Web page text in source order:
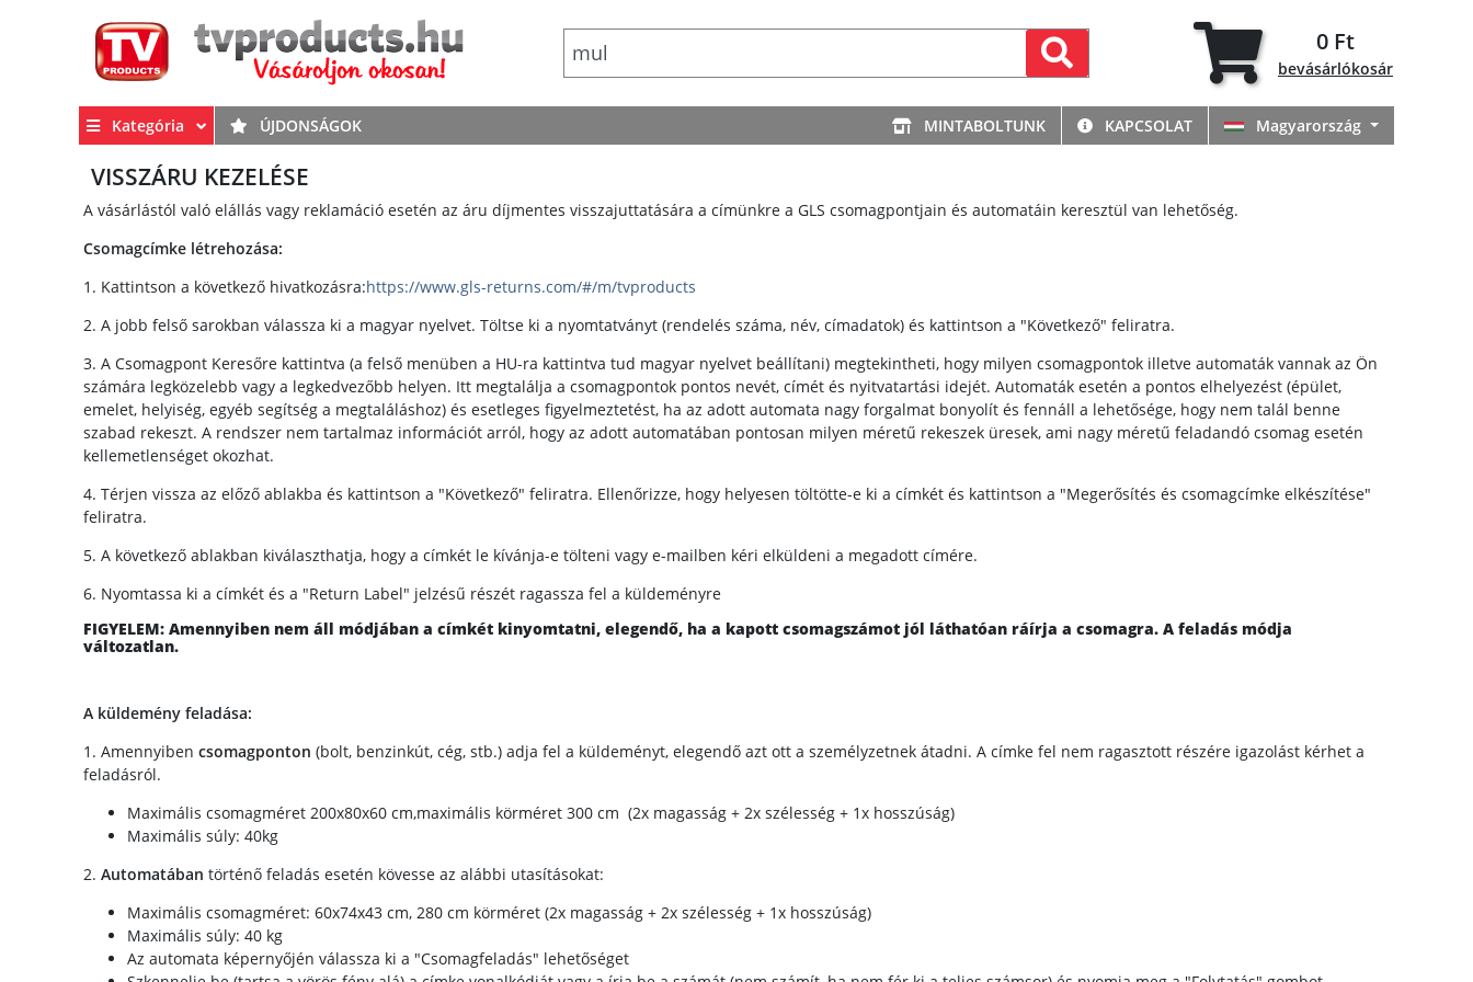
0 Ft
bevásárlókosár
Kategória ÚJDONSÁGOK MINTABOLTUNK KAPCSOLAT Magyarország
VISSZÁRU KEZELÉSE
A vásárlástól való elállás vagy reklamáció esetén az áru díjmentes visszajuttatására a címünkre a GLS csomagpontjain és automatáin keresztül van lehetőség.
Csomagcímke létrehozása:
1. Kattintson a következő hivatkozásra:https://www.gls-returns.com/#/m/tvproducts
2. A jobb felső sarokban válassza ki a magyar nyelvet. Töltse ki a nyomtatványt (rendelés száma, név, címadatok) és kattintson a "Következő" feliratra.
3. A Csomagpont Keresőre kattintva (a felső menüben a HU-ra kattintva tud magyar nyelvet beállítani) megtekintheti, hogy milyen csomagpontok illetve automaták vannak az Ön
számára legközelebb vagy a legkedvezőbb helyen. Itt megtalálja a csomagpontok pontos nevét, címét és nyitvatartási idejét. Automaták esetén a pontos elhelyezést (épület,
emelet, helyiség, egyéb segítség a megtaláláshoz) és esetleges figyelmeztetést, ha az adott automata nagy forgalmat bonyolít és fennáll a lehetősége, hogy nem talál benne
szabad rekeszt. A rendszer nem tartalmaz információt arról, hogy az adott automatában pontosan milyen méretű rekeszek üresek, ami nagy méretű feladandó csomag esetén
kellemetlenséget okozhat.
4. Térjen vissza az előző ablakba és kattintson a "Következő" feliratra. Ellenőrizze, hogy helyesen töltötte-e ki a címkét és kattintson a "Megerősítés és csomagcímke elkészítése"
feliratra.
5. A következő ablakban kiválaszthatja, hogy a címkét le kívánja-e tölteni vagy e-mailben kéri elküldeni a megadott címére.
6. Nyomtassa ki a címkét és a "Return Label" jelzésű részét ragassza fel a küldeményre
FIGYELEM: Amennyiben nem áll módjában a címkét kinyomtatni, elegendő, ha a kapott csomagszámot jól láthatóan ráírja a csomagra. A feladás módja
változatlan.
A küldemény feladása:
1. Amennyiben csomagponton (bolt, benzinkút, cég, stb.) adja fel a küldeményt, elegendő azt ott a személyzetnek átadni. A címke fel nem ragasztott részére igazolást kérhet a
feladásról.
Maximális csomagméret 200x80x60 cm,maximális körméret 300 cm (2x magasság + 2x szélesség + 1x hosszúság)
Maximális súly: 40kg
2. Automatában történő feladás esetén kövesse az alábbi utasításokat:
Maximális csomagméret: 60x74x43 cm, 280 cm körméret (2x magasság + 2x szélesség + 1x hosszúság)
Maximális súly: 40 kg
Az automata képernyőjén válassza ki a "Csomagfeladás" lehetőséget